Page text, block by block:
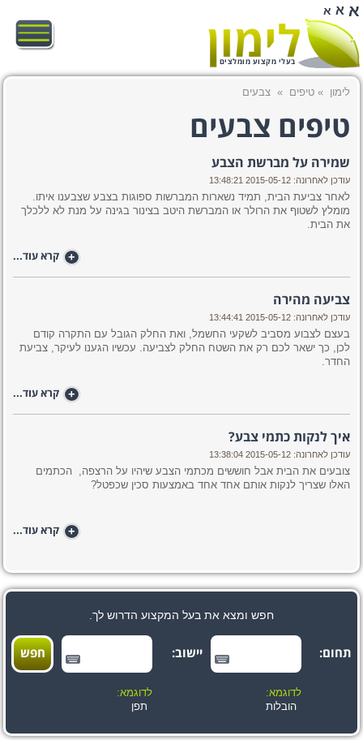
א א א
בעלי מקצוע מומלצים
לימון » טיפים » צבעים
טיפים צבעים
שמירה על מברשת הצבע
עודכן לאחרונה: 2015-05-12 13:48:21
לאחר צביעת הבית, תמיד נשארות המברשות ספוגות בצבע שצבענו איתו.
מומלץ לשטוף את הרולר או המברשת היטב בצינור בגינה על מנת לא ללכלך
את הבית.
+ קרא עוד...
צביעה מהירה
עודכן לאחרונה: 2015-05-12 13:44:41
בעצם לצבוע מסביב לשקעי החשמל, ואת החלק הגובל עם התקרה קודם
לכן, כך ישאר לכם רק את השטח החלק לצביעה. עכשיו הגענו לעיקר, צביעת
החדר.
+ קרא עוד...
איך לנקות כתמי צבע?
עודכן לאחרונה: 2015-05-12 13:38:04
צובעים את הבית אבל חוששים מכתמי הצבע שיהיו על הרצפה, הכתמים
האלו שצריך לנקות אותם אחד אחד באמצעות סכין שכפטל?
+ קרא עוד...
חפש ומצא את בעל המקצוע הדרוש לך.
תחום:
לדוגמא:
הובלות
יישוב:
לדוגמא:
תפן